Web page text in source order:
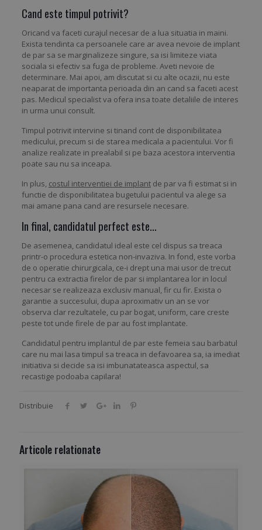
Cand este timpul potrivit?
Oricand va faceti curajul necesar de a lua situatia in maini.
Exista tendinta ca persoanele care ar avea nevoie de implant
de par sa se marginalizeze singure, sa isi limiteze viata
sociala si efectiv sa fuga de probleme. Aveti nevoie de
determinare. Mai apoi, am discutat si cu alte ocazii, nu este
neaparat de importanta perioada din an cand sa faceti acest
pas. Medicul specialist va ofera insa toate detaliile de interes
in urma unui consult.
Timpul potrivit intervine si tinand cont de disponibilitatea
medicului, precum si de starea medicala a pacientului. Vor fi
analize realizate in prealabil si pe baza acestora interventia
poate sau nu sa inceapa.
In plus, costul interventiei de implantde par va fi estimat si in
functie de disponibilitatea bugetului pacientul va alege sa
mai amane pana cand are resursele necesare.
In final, candidatul perfect este…
De asemenea, candidatul ideal este cel dispus sa treaca
printr-o procedura estetica non-invaziva. In fond, este vorba
de o operatie chirurgicala, ce-i drept una mai usor de trecut
pentru ca extractia firelor de par si implantarea lor in locul
necesar se realizeaza exclusiv manual, fir cu fir. Exista o
garantie a succesului, dupa aproximativ un an se vor
observa clar rezultatele, cu par bogat, uniform, care creste
peste tot unde firele de par au fost implantate.
Candidatul pentru implantul de par este femeia sau barbatul
care nu mai lasa timpul sa treaca in defavoarea sa, ia imediat
initiativa si decide sa isi imbunatateasca aspectul, sa
recastige podoaba capilara!
Distribuie
Articole relationate